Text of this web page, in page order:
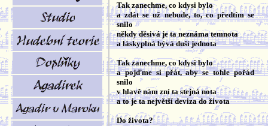
Tak zanechme, co kdysi bylo
a zdát se už nebude, to, co předtím se
snilo
někdy děsivá je ta neznáma temnota
a láskyplná bývá duší jednota
Tak zanechme, co kdysi bylo
a pojďme si přát, aby se tohle pořád
snilo
v hlavě nám zní ta stejná nota
a to je ta největší deviza do života
Do života?